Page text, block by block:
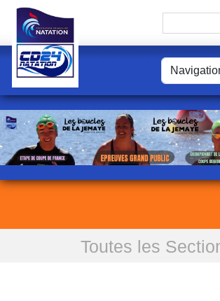
Toutes les
CND24 Dernier CODIR avant l'AG élective du 28
Panneau de gestion des cookies